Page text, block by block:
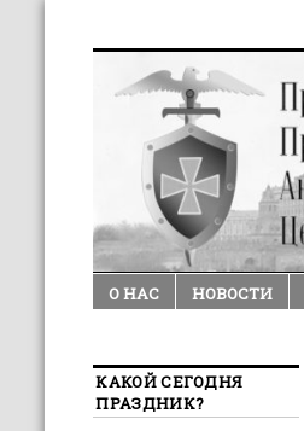
О НАС НОВОСТИ
КАКОЙ СЕГОДНЯ
ПРАЗДНИК?